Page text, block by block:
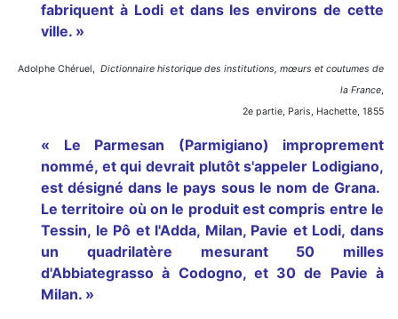
fabriquent à Lodi et dans les environs de cette
ville. »
Adolphe Chéruel, Dictionnaire historique des institutions, mœurs et coutumes de
la France,
2e partie, Paris, Hachette, 1855
« Le Parmesan (Parmigiano) improprement
nommé, et qui devrait plutôt s'appeler Lodigiano,
est désigné dans le pays sous le nom de Grana.
Le territoire où on le produit est compris entre le
Tessin, le Pô et l'Adda, Milan, Pavie et Lodi, dans
un quadrilatère mesurant 50 milles
d'Abbiategrasso à Codogno, et 30 de Pavie à
Milan. »